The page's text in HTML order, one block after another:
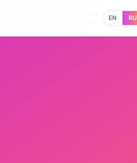
EN RU